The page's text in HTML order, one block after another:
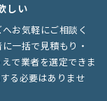
しい
お気軽にご相談く
一括で見積もり・
で業者を選定できま
る必要はありませ